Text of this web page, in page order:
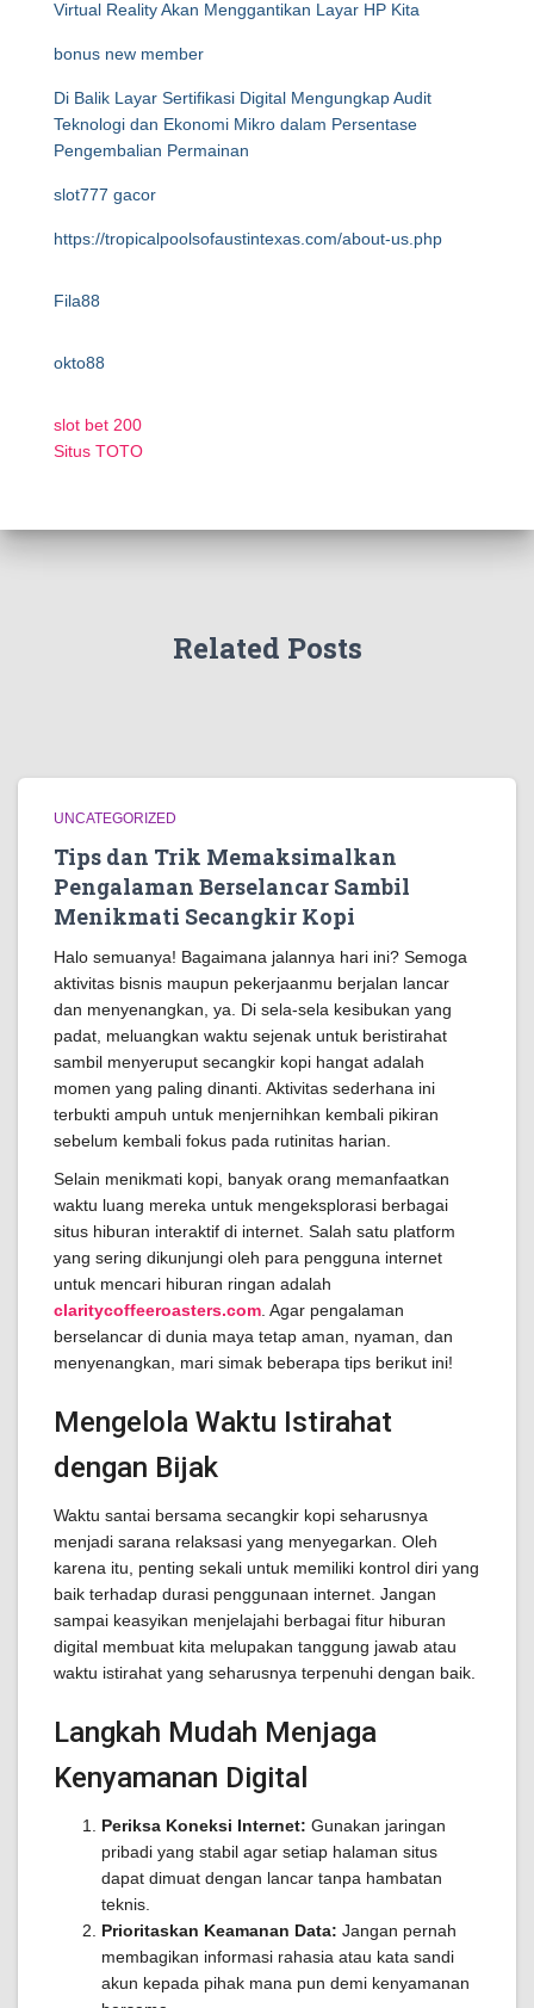
Virtual Reality Akan Menggantikan Layar HP Kita
bonus new member
Di Balik Layar Sertifikasi Digital Mengungkap Audit
Teknologi dan Ekonomi Mikro dalam Persentase
Pengembalian Permainan
slot777 gacor
https://tropicalpoolsofaustintexas.com/about-us.php
Fila88
okto88
slot bet 200
Situs TOTO
Related Posts
UNCATEGORIZED
Tips dan Trik Memaksimalkan
Pengalaman Berselancar Sambil
Menikmati Secangkir Kopi
Halo semuanya! Bagaimana jalannya hari ini? Semoga
aktivitas bisnis maupun pekerjaanmu berjalan lancar
dan menyenangkan, ya. Di sela-sela kesibukan yang
padat, meluangkan waktu sejenak untuk beristirahat
sambil menyeruput secangkir kopi hangat adalah
momen yang paling dinanti. Aktivitas sederhana ini
terbukti ampuh untuk menjernihkan kembali pikiran
sebelum kembali fokus pada rutinitas harian.
Selain menikmati kopi, banyak orang memanfaatkan
waktu luang mereka untuk mengeksplorasi berbagai
situs hiburan interaktif di internet. Salah satu platform
yang sering dikunjungi oleh para pengguna internet
untuk mencari hiburan ringan adalah
claritycoffeeroasters.com . Agar pengalaman
berselancar di dunia maya tetap aman, nyaman, dan
menyenangkan, mari simak beberapa tips berikut ini!
Mengelola Waktu Istirahat
dengan Bijak
Waktu santai bersama secangkir kopi seharusnya
menjadi sarana relaksasi yang menyegarkan. Oleh
karena itu, penting sekali untuk memiliki kontrol diri yang
baik terhadap durasi penggunaan internet. Jangan
sampai keasyikan menjelajahi berbagai fitur hiburan
digital membuat kita melupakan tanggung jawab atau
waktu istirahat yang seharusnya terpenuhi dengan baik.
Langkah Mudah Menjaga
Kenyamanan Digital
Periksa Koneksi Internet: Gunakan jaringan
pribadi yang stabil agar setiap halaman situs
dapat dimuat dengan lancar tanpa hambatan
teknis.
Prioritaskan Keamanan Data: Jangan pernah
membagikan informasi rahasia atau kata sandi
akun kepada pihak mana pun demi kenyamanan